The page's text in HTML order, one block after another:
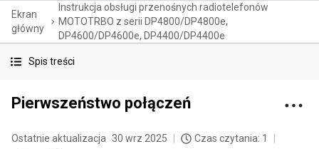
Ekran
główny
Instrukcja obsługi przenośnych radiotelefonów
MOTOTRBO z serii DP4800/DP4800e,
DP4600/DP4600e, DP4400/DP4400e
Spis treści
Pierwszeństwo połączeń
Ostatnie aktualizacja 30 wrz 2025
Czas czytania: 1